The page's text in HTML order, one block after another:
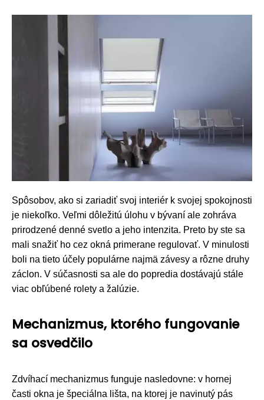
Spôsobov, ako si zariadiť svoj interiér k svojej spokojnosti
je niekoľko. Veľmi dôležitú úlohu v bývaní ale zohráva
prirodzené denné svetlo a jeho intenzita. Preto by ste sa
mali snažiť ho cez okná primerane regulovať. V minulosti
boli na tieto účely populárne najmä závesy a rôzne druhy
záclon. V súčasnosti sa ale do popredia dostávajú stále
viac obľúbené rolety a žalúzie.
Mechanizmus, ktorého fungovanie
sa osvedčilo
Zdvíhací mechanizmus funguje nasledovne: v hornej
časti okna je špeciálna lišta, na ktorej je navinutý pás